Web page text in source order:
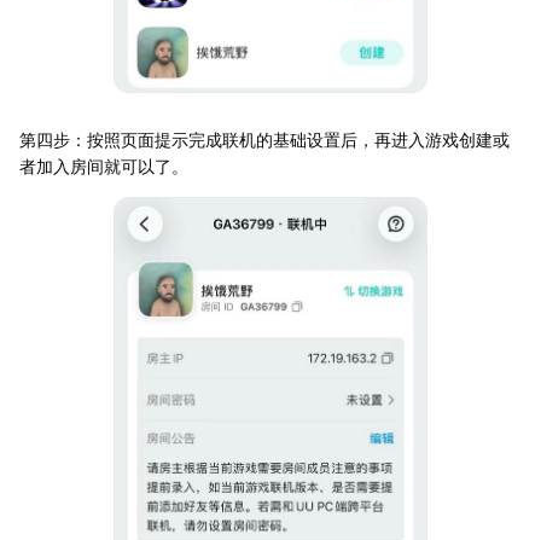
第四步：按照页面提示完成联机的基础设置后，再进入游戏创建或
者加入房间就可以了。